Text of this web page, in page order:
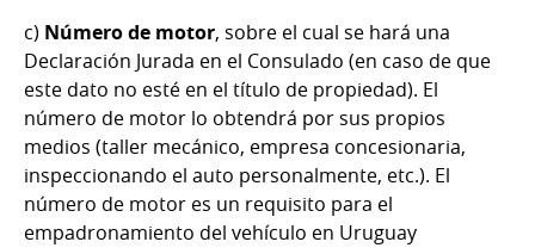
c) Número de motor, sobre el cual se hará una
Declaración Jurada en el Consulado (en caso de que
este dato no esté en el título de propiedad). El
número de motor lo obtendrá por sus propios
medios (taller mecánico, empresa concesionaria,
inspeccionando el auto personalmente, etc.). El
número de motor es un requisito para el
empadronamiento del vehículo en Uruguay